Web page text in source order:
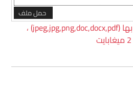
حمل ملف
أنواع الملفات المسموح بها (jpeg,jpg,png,doc,docx,pdf) ،